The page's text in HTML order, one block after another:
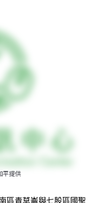
平提供
區青草崙與七股區國聖